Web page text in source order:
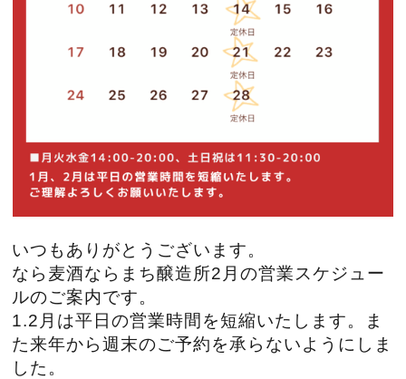
いつもありがとうございます。
なら麦酒ならまち醸造所2月の営業スケジュー
ルのご案内です。
1.2月は平日の営業時間を短縮いたします。ま
た来年から週末のご予約を承らないようにしま
した。